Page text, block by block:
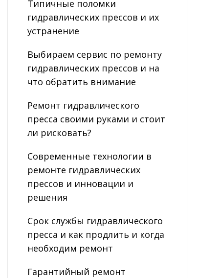
Типичные поломки
гидравлических прессов и их
устранение
Выбираем сервис по ремонту
гидравлических прессов и на
что обратить внимание
Ремонт гидравлического
пресса своими руками и стоит
ли рисковать?
Современные технологии в
ремонте гидравлических
прессов и инновации и
решения
Срок службы гидравлического
пресса и как продлить и когда
необходим ремонт
Гарантийный ремонт